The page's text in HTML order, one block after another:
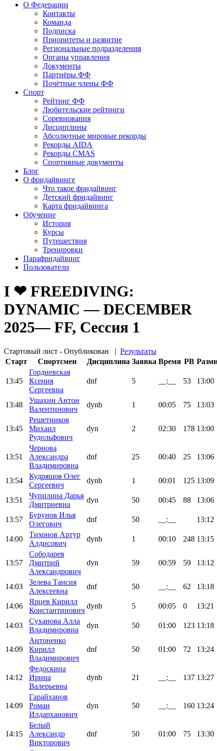
О Федерации
Контакты
Команда
Подписка
Приоритеты и развитие
Региональные подразделения
Органы управления
Документы
Партнёры ФФ
Почётные члены ФФ
Спорт
Рейтинг ФФ
Любительские рейтинги
Соревнования
Дисциплины
Абсолютные мировые рекорды
Рекорды AIDA
Рекорды CMAS
Спортивные документы
Блог
О фридайвинге
Что такое фридайвинг
Детский фридайвинг
Карта фридайвинга
Обучение
История
Курсы
Путешествия
Тренировки
Парафридайвинг
Пользователи
I ❤ FREEDIVING:
DYNAMIC — DECEMBER
2025— FF, Сессия 1
Стартовый лист - Опубликован | Результаты
Старт
Спортсмен Дисциплина Заявка Время PB
13:45
Гордиевская
Ксения
Сергеевна
dnf 5 __:__ 53 13:00
13:48
Ушахин Антон
Валентинович
dynb 1 00:05 75 13:03
13:45
Решетников
Михаил
Рудольфович
dyn 2 02:30 178 13:00
13:51
Чернова
Александра
Владимировна
dnf 25 00:40 25 13:06
13:54
Кудряшов Олег
Сергеевич
dynb 1 00:01 125 13:09
13:51
Чупилина Дарья
Дмитриевна
dyn 50 00:45 88 13:06
13:57
Бурунов Илья
Олегович
dnf 50 __:__ 13:12
14:00
Тихонов Артур
Алдисович
dynb 1 00:10 248 13:15
13:57
Сободарев
Дмитрий
Александрович
dyn 59 00:59 59 13:12
14:03
Зелева Таисия
Алексеевна
dnf 50 __:__ 62 13:18
14:06
Ярцев Кирилл
Константинович
dynb 5 00:05 0 13:21
14:03
Суханова Алла
Владимировна
dyn 50 01:00 123 13:18
14:09
Антоненко
Кирилл
Владимирович
dnf 50 01:00 72 13:24
14:12
Федоскина
Ирина
Валерьевна
dynb 21 __:__ 137 13:27
14:09
Гарайханов
Роман
Илдарханович
dyn 50 __:__ 160 13:24
14:15
Белый
Александр
Викторович
dnf 50 01:00 75 13:30